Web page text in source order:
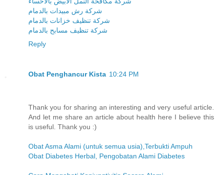
شركة رش مبيدات بالدمام
شركة تنظيف خزانات بالدمام
شركة تنظيف مسابح بالدمام
Reply
Obat Penghancur Kista 10:24 PM
Thank you for sharing an interesting and very useful article.
And let me share an article about health here I believe this
is useful. Thank you :)
Obat Asma Alami (untuk semua usia),Terbukti Ampuh
Obat Diabetes Herbal, Pengobatan Alami Diabetes